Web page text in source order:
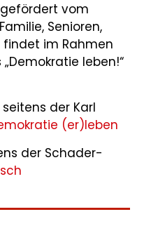
vom
Senioren,
findet im Rahmen
leben!“
der Karl
(er)leben
der Schader-